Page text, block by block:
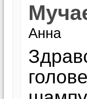
Анна